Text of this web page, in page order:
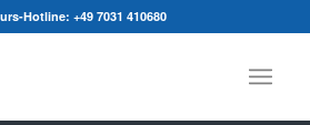
Hotline:+49 7031 410680